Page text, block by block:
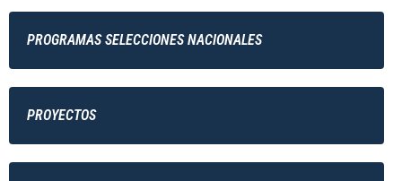
PROGRAMAS SELECCIONES NACIONALES
PROYECTOS